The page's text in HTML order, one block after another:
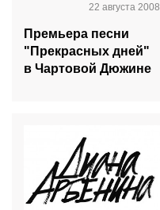
22 августа 2008
Премьера песни
"Прекрасных дней"
в Чартовой Дюжине